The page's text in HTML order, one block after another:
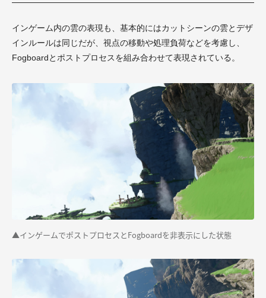
インゲーム内の雲の表現も、基本的にはカットシーンの雲とデザ
インルールは同じだが、視点の移動や処理負荷などを考慮し、
Fogboardとポストプロセスを組み合わせて表現されている。
▲インゲームでポストプロセスとFogboardを非表示にした状態